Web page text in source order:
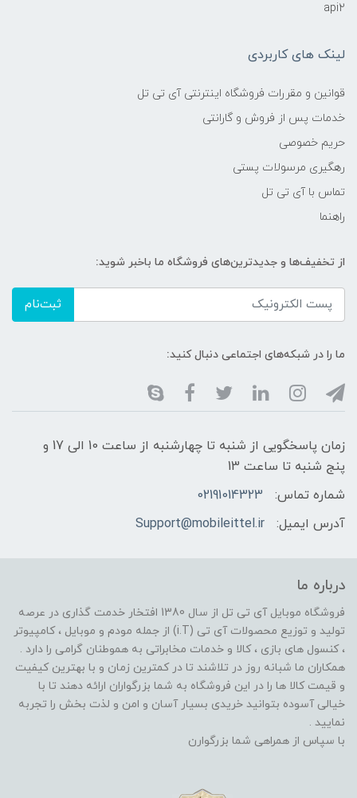
api2
لینک های کاربردی
قوانین و مقررات فروشگاه اینترنتی آی تی تل
خدمات پس از فروش و گارانتی
حریم خصوصی
رهگیری مرسولات پستی
تماس با آی تی تل
راهنما
از تخفیف‌ها و جدیدترین‌های فروشگاه ما باخبر شوید:
ثبت‌نام
ما را در شبکه‌های اجتماعی دنبال کنید:
زمان پاسخگویی از شنبه تا چهارشنبه از ساعت 10 الی 17 و
پنج شنبه تا ساعت 13
شماره تماس:
02191014323
آدرس ایمیل:
Support@mobileittel.ir
درباره ما
فروشگاه موبایل آی تی تل از سال 1380 افتخار خدمت گذاری در عرصه
تولید و توزیع محصولات آی تی (i.T) از جمله مودم و موبایل ، کامپیوتر
، کنسول های بازی ، کالا و خدمات مخابراتی به هموطنان گرامی را دارد .
همکاران ما شبانه روز در تلاشند تا در کمترین زمان و با بهترین کیفیت
و قیمت کالا ها را در این فروشگاه به شما بزرگواران ارائه دهند تا با
خیالی آسوده بتوانید خریدی بسیار آسان و امن و لذت بخش را تجربه
نمایید .
با سپاس از همراهی شما بزرگوارن